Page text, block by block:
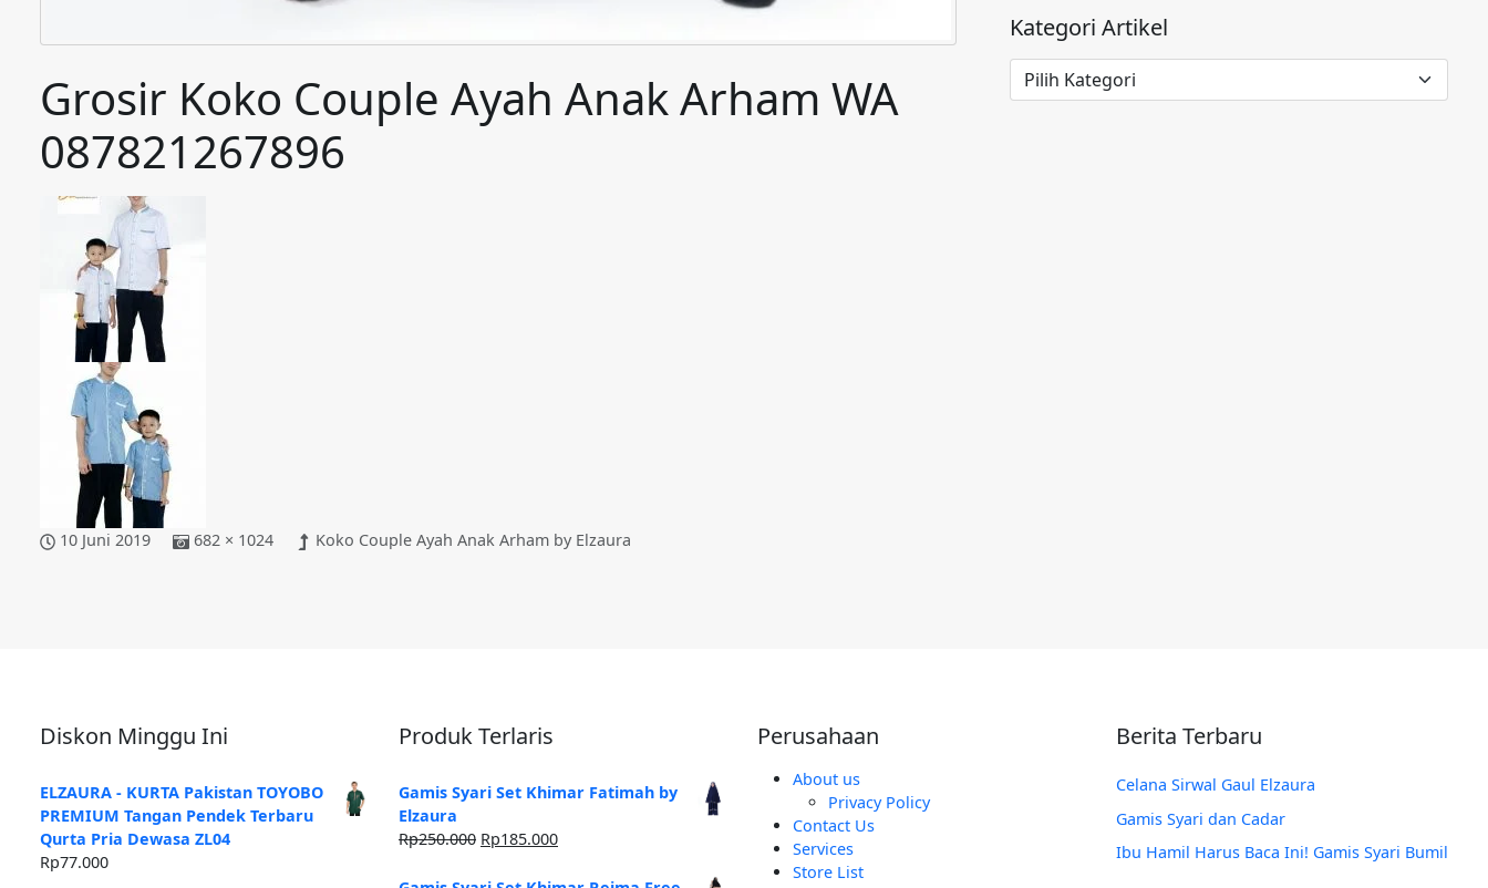
Grosir Koko Couple Ayah Anak Arham WA
087821267896
10 Juni 2019 682 × 1024 Koko Couple Ayah Anak Arham by Elzaura
Kategori Artikel
Kategori
Artikel
Diskon Minggu Ini
ELZAURA - KURTA Pakistan TOYOBO
PREMIUM Tangan Pendek Terbaru
Qurta Pria Dewasa ZL04
Rp77.000
Produk Terlaris
Gamis Syari Set Khimar Fatimah by
Elzaura
Rp250.000 Harga
Rp185.000Harga
Perusahaan
About us
Privacy Policy
Contact Us
Services
Store List
Berita Terbaru
Celana Sirwal Gaul Elzaura
Gamis Syari dan Cadar
Ibu Hamil Harus Baca Ini! Gamis Syari Bumil